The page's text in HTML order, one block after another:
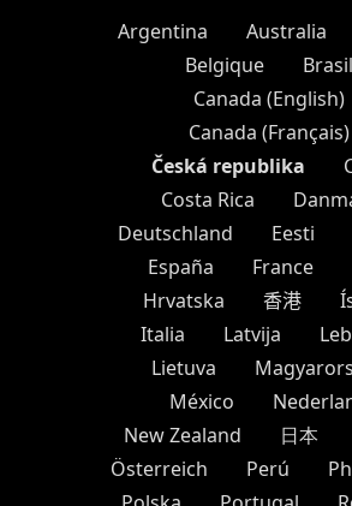
Argentina Australia
Belgique
Brasil
Canada (English)
Canada (Français)
Česká republika
Costa Rica
Deutschland
Eesti
España
France
Hrvatska
香港
Italia
Latvija
Lietuva
México
New Zealand
日本
Österreich
Perú